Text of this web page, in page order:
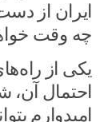
ایران از
چه وقت
یکی از
احتمال آن،
امیدوارم